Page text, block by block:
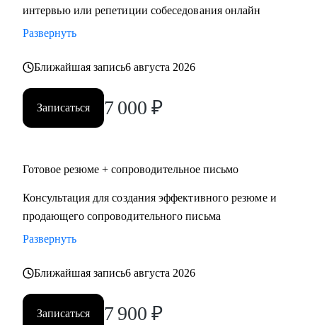
интервью или репетиции собеседования онлайн
Развернуть
Ближайшая запись6 августа 2026
Записаться 7 000 ₽
Готовое резюме + сопроводительное письмо
Консультация для создания эффективного резюме и
продающего сопроводительного письма
Развернуть
Ближайшая запись6 августа 2026
Записаться 7 900 ₽